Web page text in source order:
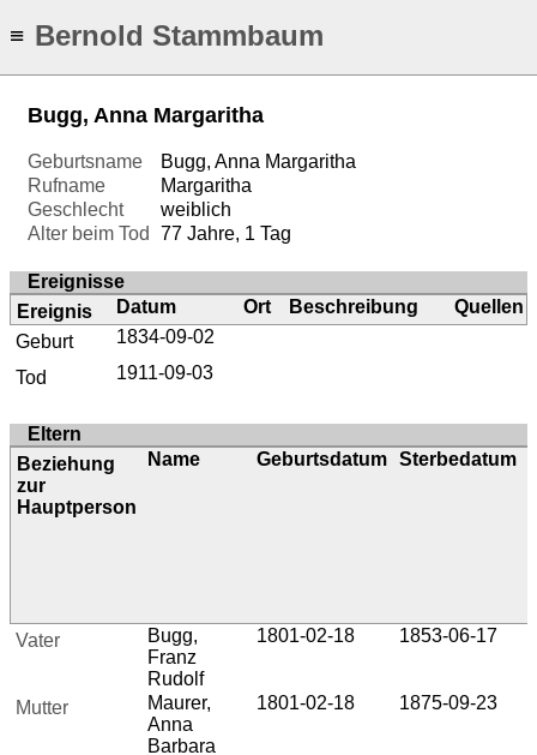
≡ Bernold Stammbaum
Bugg, Anna Margaritha
Geburtsname
Bugg, Anna Margaritha
Rufname
Margaritha
Geschlecht
weiblich
Alter beim Tod
77 Jahre, 1 Tag
Ereignisse
Ereignis
Datum Ort Beschreibung
Quellen
Geburt
1834-09-02
Tod
1911-09-03
Eltern
Beziehung
zur
Hauptperson
Name Geburtsdatum Sterbedatum
Vater
Bugg,
Franz
Rudolf
1801-02-18 1853-06-17
Mutter
Maurer,
Anna
Barbara
1801-02-18 1875-09-23